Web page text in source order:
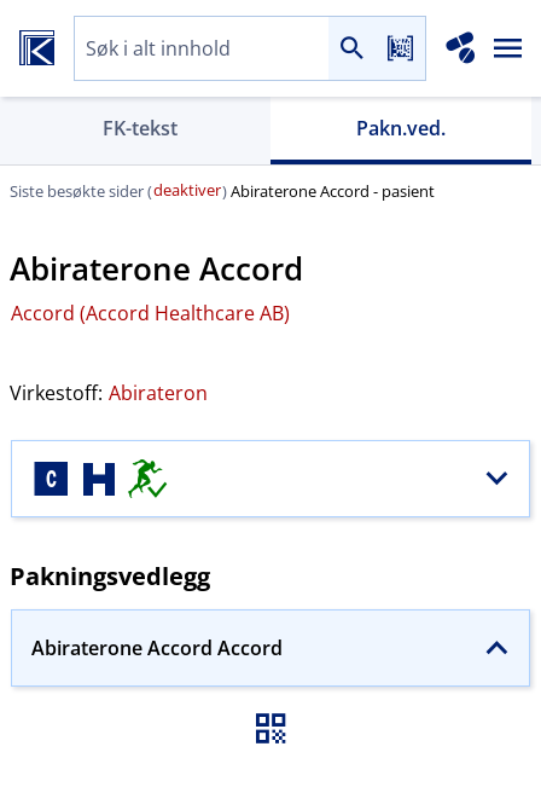
FK-tekst Pakn.ved.
Siste besøkte sider (deaktiver)Abiraterone Accord - pasient
Abiraterone Accord
Accord (Accord Healthcare AB)
Virkestoff: Abirateron
Pakningsvedlegg
Abiraterone Accord Accord